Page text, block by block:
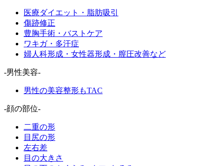
医療ダイエット・脂肪吸引
傷跡修正
豊胸手術・バストケア
ワキガ・多汗症
婦人科形成・女性器形成・膣圧改善など
-男性美容-
男性の美容整形もTAC
-顔の部位-
二重の形
目尻の形
左右差
目の大きさ